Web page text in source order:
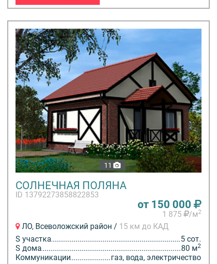
11
СОЛНЕЧНАЯ ПОЛЯНА
ID 13792273858822853
от 150 000
1 875 /м2
ЛО, Всеволожский район / 15 км до КАД
S участка
5 сот.
S дома
80 м2
Коммуникации
газ, вода, электричество